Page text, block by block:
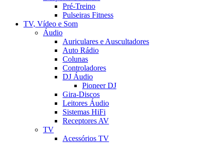
Pré-Treino
Pulseiras Fitness
TV, Vídeo e Som
Áudio
Auriculares e Auscultadores
Auto Rádio
Colunas
Controladores
DJ Áudio
Pioneer DJ
Gira-Discos
Leitores Áudio
Sistemas HiFi
Receptores AV
TV
Acessórios TV